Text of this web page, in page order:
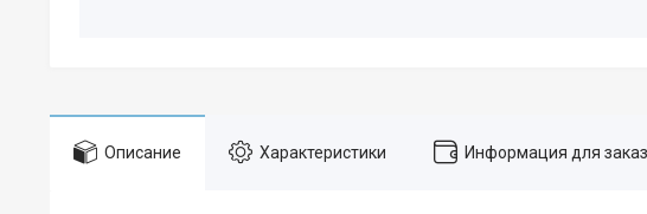
Описание Характеристики Информация для